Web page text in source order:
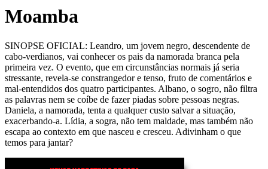
Moamba
SINOPSE OFICIAL: Leandro, um jovem negro, descendente de
cabo-verdianos, vai conhecer os pais da namorada branca pela
primeira vez. O evento, que em circunstâncias normais já seria
stressante, revela-se constrangedor e tenso, fruto de comentários e
mal-entendidos dos quatro participantes. Albano, o sogro, não filtra
as palavras nem se coíbe de fazer piadas sobre pessoas negras.
Daniela, a namorada, tenta a qualquer custo salvar a situação,
exacerbando-a. Lídia, a sogra, não tem maldade, mas também não
escapa ao contexto em que nasceu e cresceu. Adivinham o que
temos para jantar?